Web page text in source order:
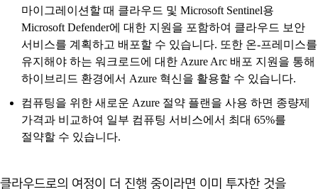
마이그레이션할 때 클라우드 및 Microsoft Sentinel용
Microsoft Defender에 대한 지원을 포함하여 클라우드 보안
서비스를 계획하고 배포할 수 있습니다. 또한 온-프레미스를
유지해야 하는 워크로드에 대한 Azure Arc 배포 지원을 통해
하이브리드 환경에서 Azure 혁신을 활용할 수 있습니다.
컴퓨팅을 위한 새로운 Azure 절약 플랜을 사용 하면 종량제
가격과 비교하여 일부 컴퓨팅 서비스에서 최대 65%를
절약할 수 있습니다.
클라우드로의 여정이 더 진행 중이라면 이미 투자한 것을